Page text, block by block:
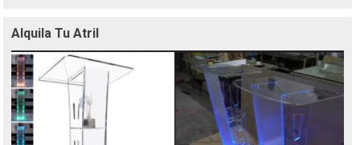
Alquila Tu Atril